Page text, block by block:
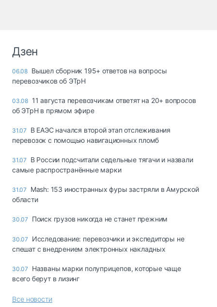
Дзен
06.08 Вышел сборник 195+ ответов на вопросы
перевозчиков об ЭТрН
03.08 11 августа перевозчикам ответят на 20+ вопросов
об ЭТрН в прямом эфире
31.07
В ЕАЭС начался второй этап отслеживания
перевозок с помощью навигационных пломб
31.07
В России подсчитали седельные тягачи и назвали
самые распространённые марки
31.07
Mash: 153 иностранных фуры застряли в Амурской
области
30.07 Поиск грузов никогда не станет прежним
30.07
Исследование: перевозчики и экспедиторы не
спешат с внедрением электронных накладных
30.07
Названы марки полуприцепов, которые чаще
всего берут в лизинг
Все новости